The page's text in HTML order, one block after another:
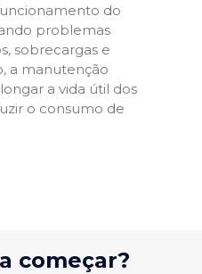
do
problemas
sobrecargas e
a manutenção
a vida útil dos
o consumo de
começar?